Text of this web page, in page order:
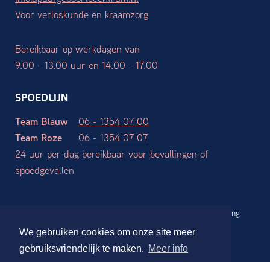
We gebruiken cookies om onze site meer
gebruiksvriendelijk te maken. Meer info
Voor verloskunde en kraamzorg
Bereikbaar op werkdagen van
9.00 - 13.00 uur en 14.00 - 17.00
SPOEDLIJN
Team Blauw
06 - 1354 07 00
Team Roze
06 - 1354 07 07
24 uur per dag bereikbaar voor bevallingen of
spoedgevallen
Privacy verklaring
Disclaimer
Website ontwerp en realisatie:Stdesign Branding Studio